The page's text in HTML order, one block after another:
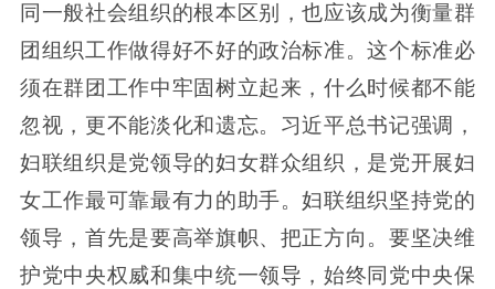
同一般社会组织的根本区别，也应该成为衡量群
团组织工作做得好不好的政治标准。这个标准必
须在群团工作中牢固树立起来，什么时候都不能
忽视，更不能淡化和遗忘。习近平总书记强调，
妇联组织是党领导的妇女群众组织，是党开展妇
女工作最可靠最有力的助手。妇联组织坚持党的
领导，首先是要高举旗帜、把正方向。要坚决维
护党中央权威和集中统一领导，始终同党中央保